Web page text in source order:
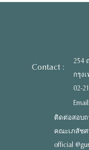
Contact :
254
กรุง
02-
ติดต่อสอบถ
คณะเภสัชศ
official